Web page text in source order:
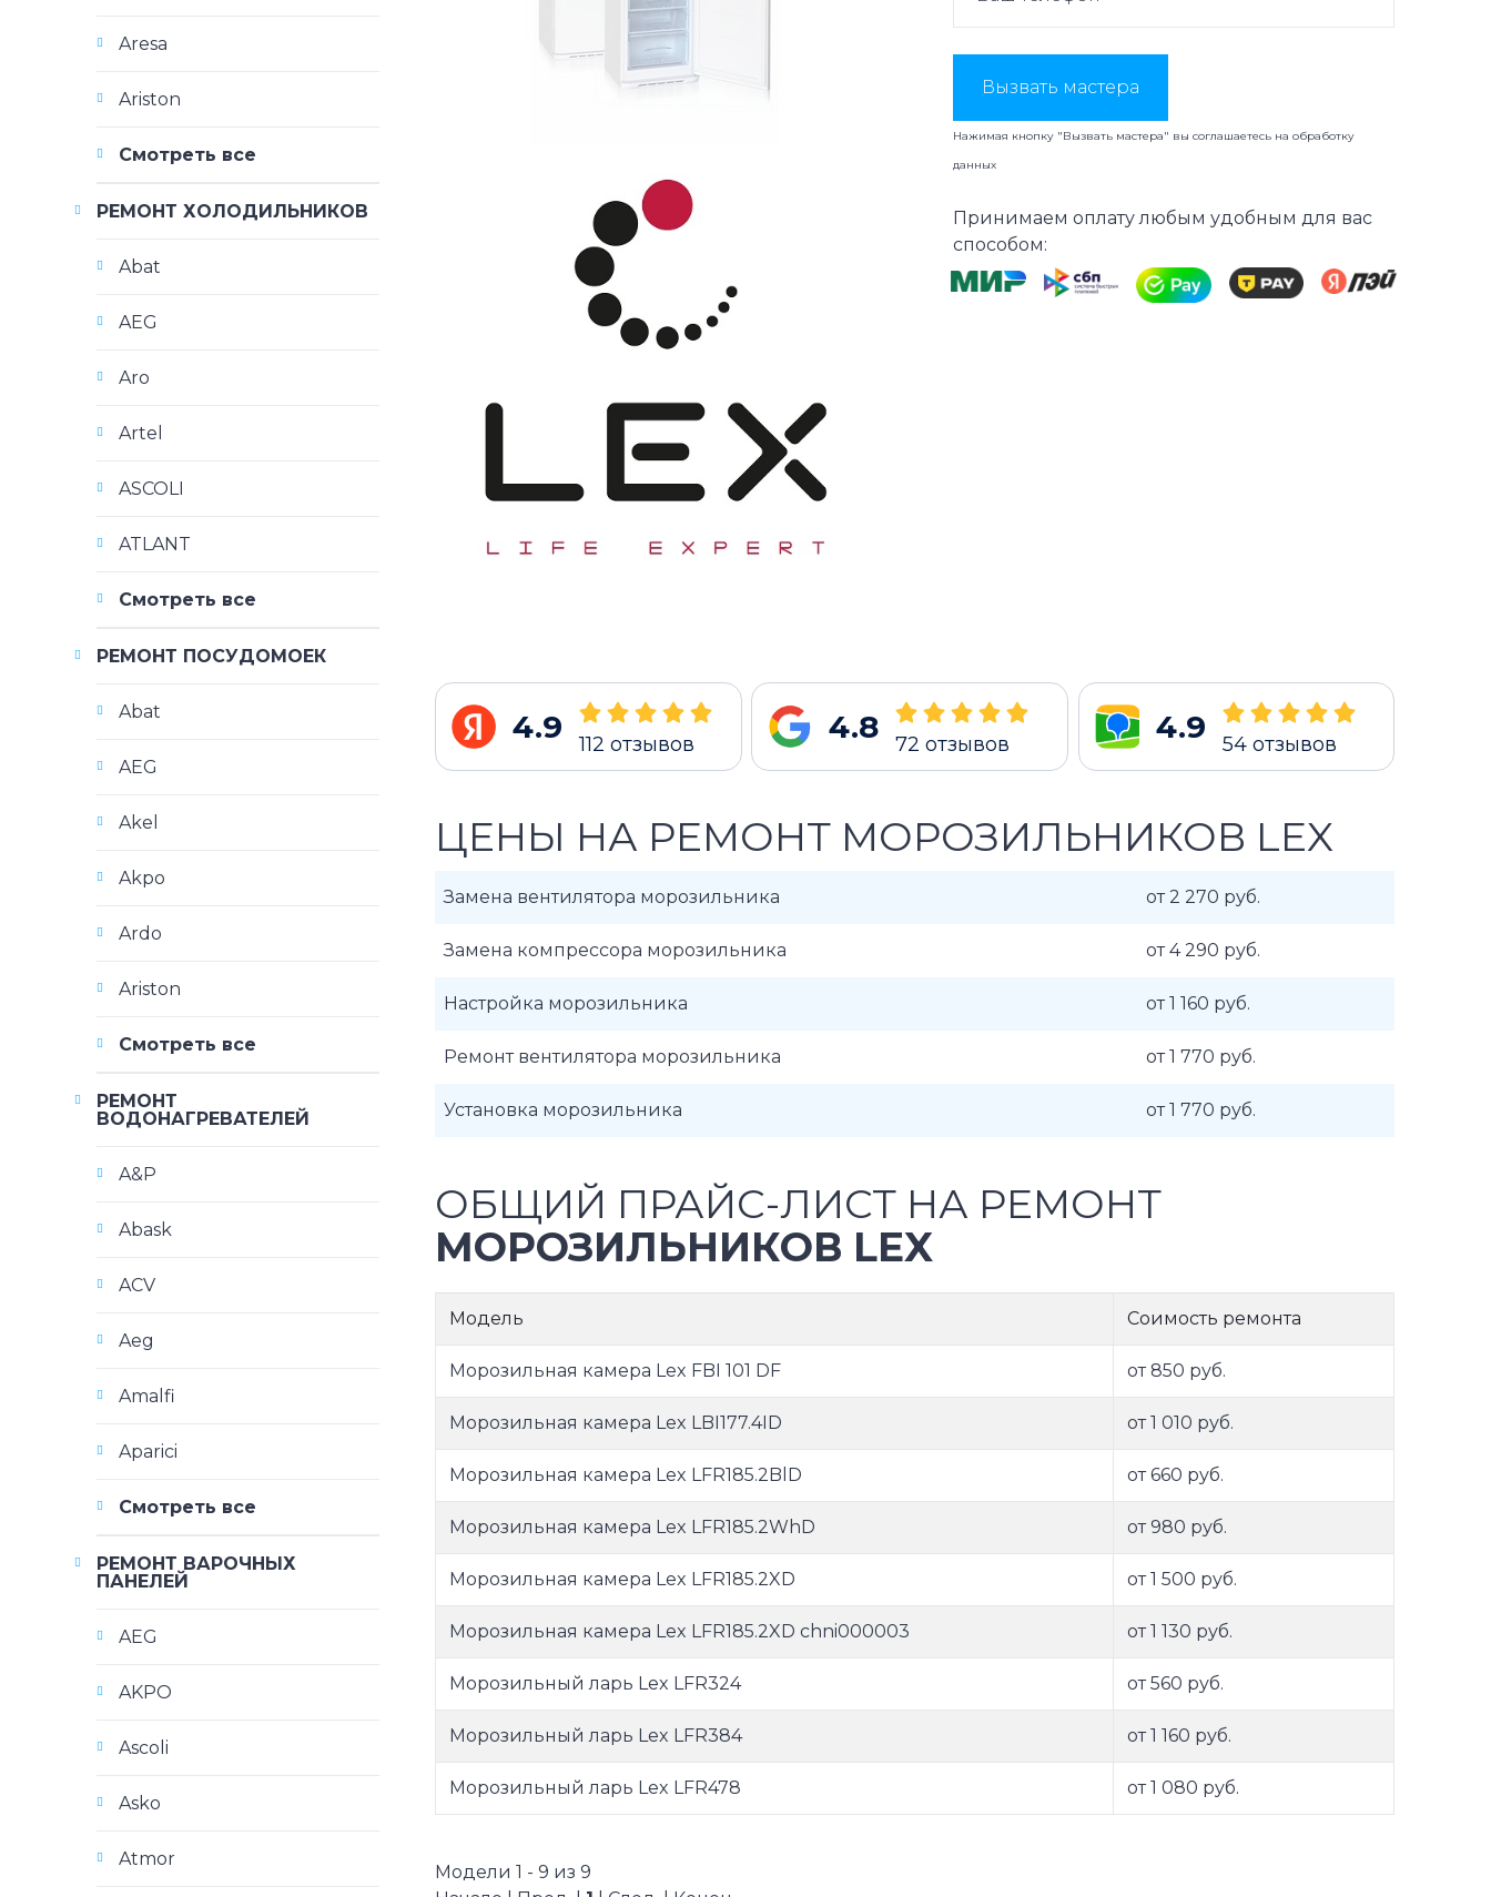
Вызвать мастера
Нажимая кнопку "Вызвать мастера" вы соглашаетесь наобработку
данных
Принимаем оплату любым удобным для вас
способом:
4.9 112 отзывов 4.8 72 отзывов 4.9 54отзывов
ЦЕНЫ НА РЕМОНТ МОРОЗИЛЬНИКОВ LEX
Замена вентилятора морозильника от 2 270 руб.
Замена компрессора морозильника от 4 290 руб.
Настройка морозильника от 1 160 руб.
Ремонт вентилятора морозильника от 1 770 руб.
Установка морозильника от 1 770 руб.
ОБЩИЙ ПРАЙС-ЛИСТ НА РЕМОНТ
МОРОЗИЛЬНИКОВ LEX
Модель Соимость ремонта
Морозильная камера Lex FBI 101 DF от 850 руб.
Морозильная камера Lex LBI177.4ID от 1 010 руб.
Морозильная камера Lex LFR185.2BlD от 660 руб.
Морозильная камера Lex LFR185.2WhD от 980 руб.
Морозильная камера Lex LFR185.2XD от 1 500 руб.
Морозильная камера Lex LFR185.2XD chni000003 от 1 130 руб.
Морозильный ларь Lex LFR324 от 560 руб.
Морозильный ларь Lex LFR384 от 1 160 руб.
Морозильный ларь Lex LFR478 от 1 080 руб.
Модели 1 - 9 из 9
Aresa
Ariston
Смотреть все
РЕМОНТ ХОЛОДИЛЬНИКОВ
Abat
AEG
Aro
Artel
ASCOLI
ATLANT
Смотреть все
РЕМОНТ ПОСУДОМОЕК
Abat
AEG
Akel
Akpo
Ardo
Ariston
Смотреть все
РЕМОНТ
ВОДОНАГРЕВАТЕЛЕЙ
A&P
Abask
ACV
Aeg
Amalfi
Aparici
Смотреть все
РЕМОНТ ВАРОЧНЫХ
ПАНЕЛЕЙ
AEG
AKPO
Ascoli
Asko
Atmor